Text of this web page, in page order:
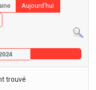
Aujourd'hui
trouvé